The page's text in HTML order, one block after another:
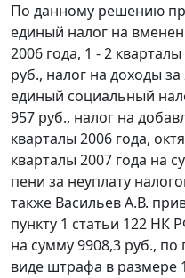
По данному решению
единый налог на
2006 года, 1 - 2
руб., налог на доходы
единый социальный
957 руб., налог на
кварталы 2006 года,
кварталы 2007 года на
пени за неуплату
также Васильев А.В.
пункту 1 статьи 122 НК
на сумму 9908,3 руб., по
виде штрафа в размере